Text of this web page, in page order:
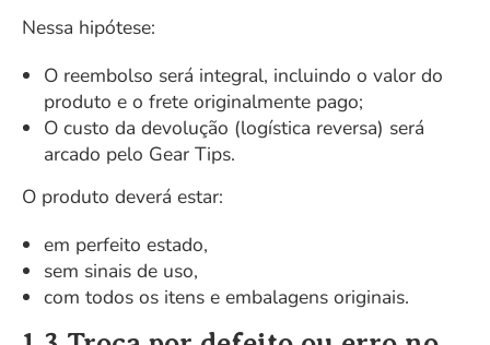
Nessa hipótese:
O reembolso será integral, incluindo o valor do
produto e o frete originalmente pago;
O custo da devolução (logística reversa) será
arcado pelo Gear Tips.
O produto deverá estar:
em perfeito estado,
sem sinais de uso,
com todos os itens e embalagens originais.